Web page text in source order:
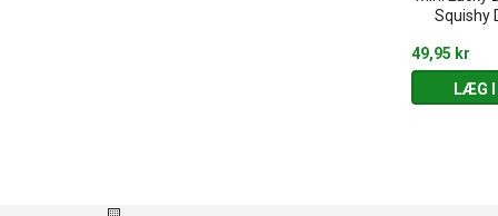
Squishy
49,95 kr
LÆG I